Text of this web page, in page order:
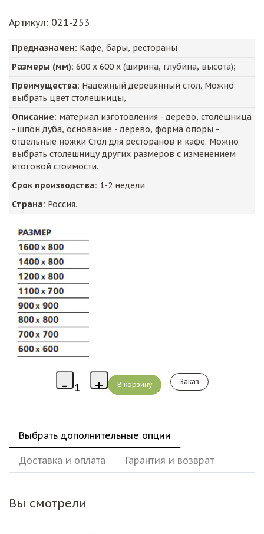
Артикул: 021-253
Предназначен: Кафе, бары, рестораны
Размеры (мм): 600 х 600 х (ширина, глубина, высота);
Преимущества: Надежный деревянный стол. Можно
выбрать цвет столешницы,
Описание: материал изготовления - дерево, столешница
- шпон дуба, основание - дерево, форма опоры -
отдельные ножки Стол для ресторанов и кафе. Можно
выбрать столешницу других размеров с изменением
итоговой стоимости.
Срок производства: 1-2 недели
Страна: Россия.
Заказ
Выбрать дополнительные опции
Доставка и оплата Гарантия и возврат
Вы смотрели